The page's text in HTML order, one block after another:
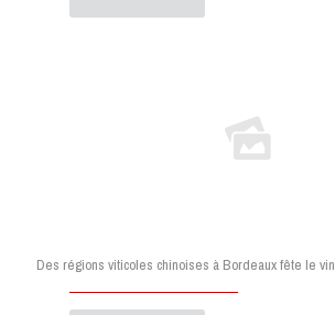
Des régions viticoles chinoises à Bordeaux fête le vin